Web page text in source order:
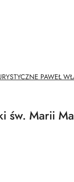
PAWEŁ
św. Marii